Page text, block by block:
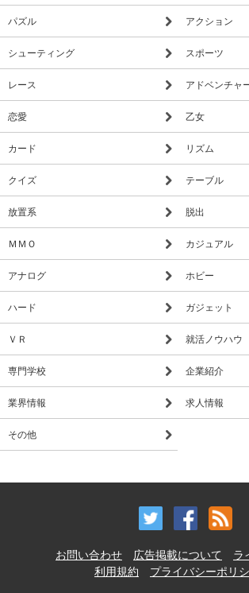
パズル アクション
シューティング スポーツ
レース アドベンチャ
恋愛 乙女
カード リズム
クイズ テーブル
放置系 脱出
ＭＭＯ カジュアル
アナログ ホビー
ハード ガジェット
ＶＲ 就活ノウハウ
専門学校 企業紹介
業界情報 求人情報
その他
お問い合わせ 広告掲載について
ラ
利用規約
プライバシーポリ